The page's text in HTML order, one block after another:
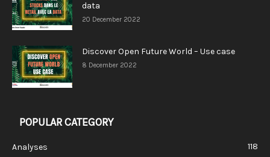
data
20 December 2022
Discover Open Future World – Use case
8 December 2022
POPULAR CATEGORY
Analyses
118